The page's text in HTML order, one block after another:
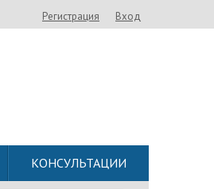
Регистрация Вход
КОНСУЛЬТАЦИИ